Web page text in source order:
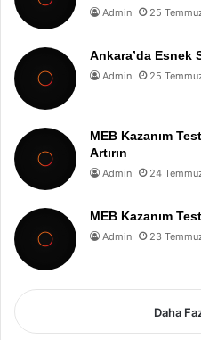
Admin 25
Ankara’da Esnek
Admin 25
MEB Kazanım
Artırın
Admin 24
MEB Kazanım
Admin 23
Daha